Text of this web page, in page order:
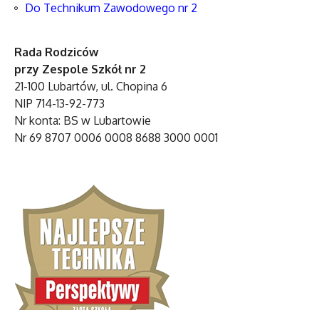
Do Technikum Zawodowego nr 2
Rada Rodziców
przy Zespole Szkół nr 2
21-100 Lubartów, ul. Chopina 6
NIP 714-13-92-773
Nr konta: BS w Lubartowie
Nr 69 8707 0006 0008 8688 3000 0001